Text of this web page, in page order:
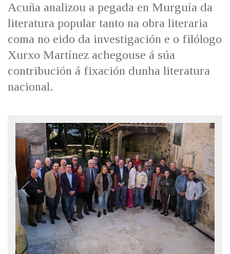
Acuña analizou a pegada en Murguía da
literatura popular tanto na obra literaria
coma no eido da investigación e o filólogo
Xurxo Martínez achegouse á súa
contribución á fixación dunha literatura
nacional.